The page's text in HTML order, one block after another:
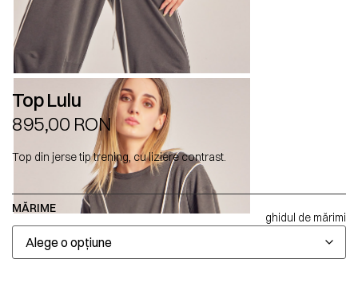
Top Lulu
895,00 RON
Top din jerse tip trening, cu liziere contrast.
MĂRIME
ghidul de mărimi